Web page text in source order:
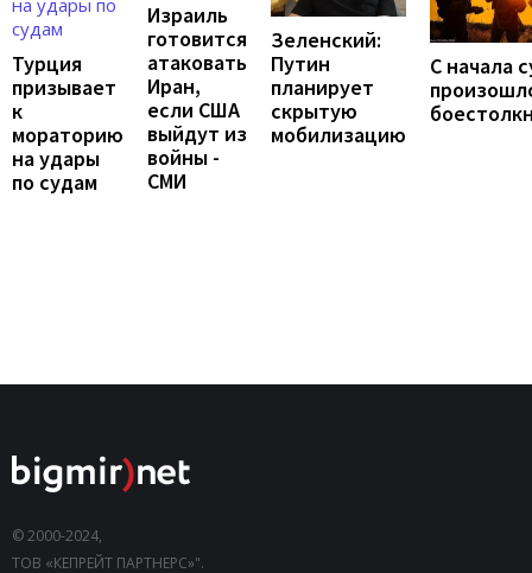
Турция
призывает
к
мораторию
на удары
по судам
Израиль
готовится
атаковать
Иран,
если США
выйдут из
войны -
СМИ
Зеленский:
Путин
планирует
скрытую
мобилизацию
С начала
© 2000-2024,
ТОВ «КЕПРЕЙТ ПАРТНЕРС»".